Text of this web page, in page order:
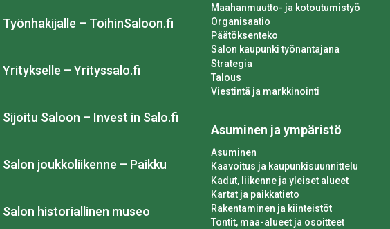
Työnhakijalle – ToihinSaloon.fi
Yritykselle – Yrityssalo.fi
Sijoitu Saloon – Invest in Salo.fi
Salon joukkoliikenne – Paikku
Salon historiallinen museo
Maahanmuutto- ja kotoutumistyö
Organisaatio
Päätöksenteko
Salon kaupunki työnantajana
Strategia
Talous
Viestintä ja markkinointi
Asuminen ja ympäristö
Asuminen
Kaavoitus ja kaupunkisuunnittelu
Kadut, liikenne ja yleiset alueet
Kartat ja paikkatieto
Rakentaminen ja kiinteistöt
Tontit, maa-alueet ja osoitteet